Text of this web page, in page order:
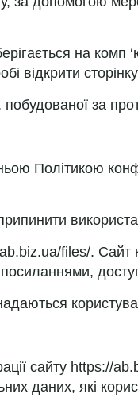
на комп
відкрити сторінку
за
Політикою
files/. Сайт
посиланнями,
сайту https://
даних, які